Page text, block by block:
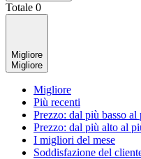
Totale 0
Migliore
Migliore
Migliore
Più recenti
Prezzo: dal più basso al
Prezzo: dal più alto al
I migliori del mese
Soddisfazione del